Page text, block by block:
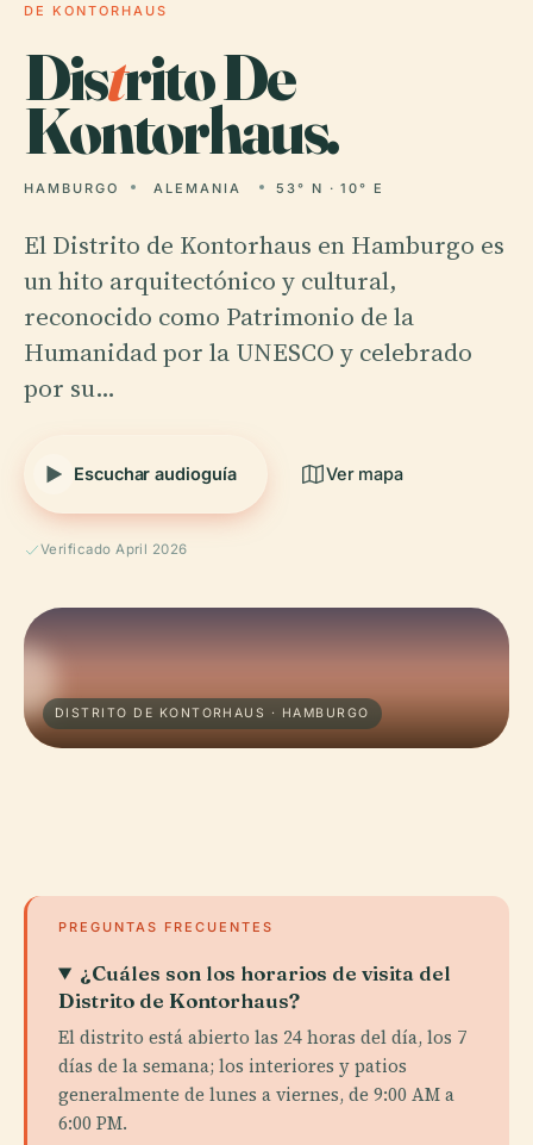
DE KONTORHAUS
Distrito De
Kontorhaus.
HAMBURGO ALEMANIA 53° N · 10° E
El Distrito de Kontorhaus en Hamburgo es
un hito arquitectónico y cultural,
reconocido como Patrimonio de la
Humanidad por la UNESCO y celebrado
por su…
Escuchar audioguía Ver mapa
Verificado April 2026
DISTRITO DE KONTORHAUS · HAMBURGO
PREGUNTAS FRECUENTES
¿Cuáles son los horarios de visita del
Distrito de Kontorhaus?
El distrito está abierto las 24 horas del día, los 7
días de la semana; los interiores y patios
generalmente de lunes a viernes, de 9:00 AM a
6:00 PM.